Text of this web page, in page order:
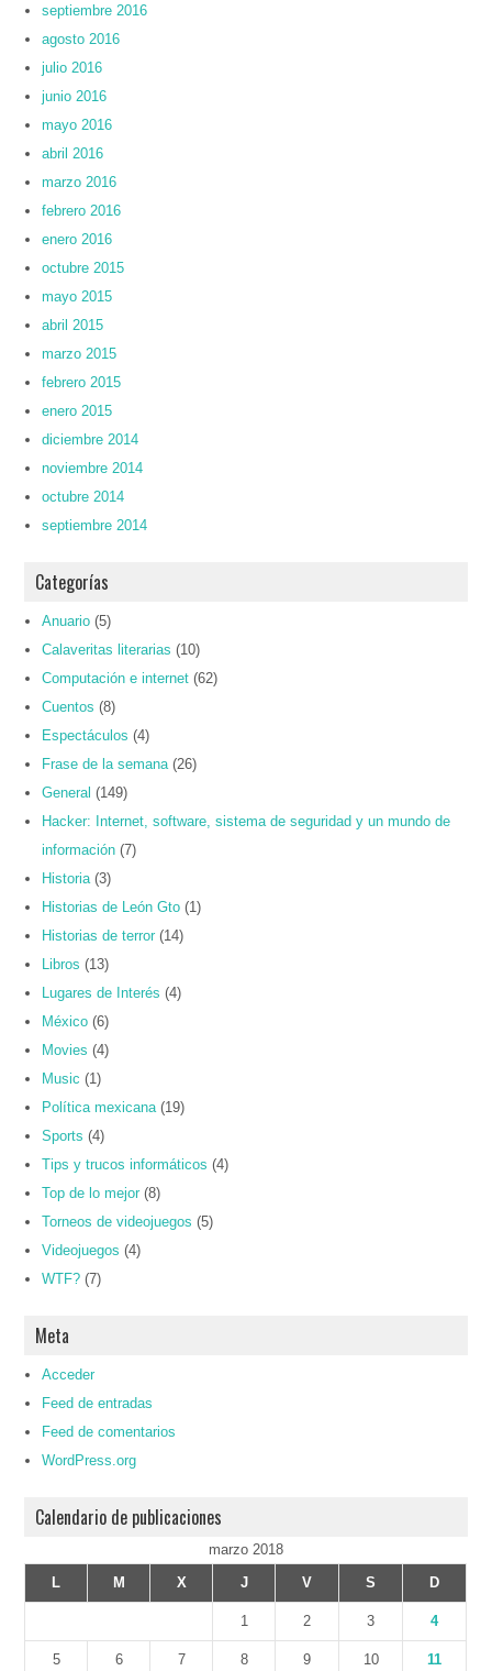
septiembre 2016
agosto 2016
julio 2016
junio 2016
mayo 2016
abril 2016
marzo 2016
febrero 2016
enero 2016
octubre 2015
mayo 2015
abril 2015
marzo 2015
febrero 2015
enero 2015
diciembre 2014
noviembre 2014
octubre 2014
septiembre 2014
Categorías
Anuario (5)
Calaveritas literarias (10)
Computación e internet (62)
Cuentos (8)
Espectáculos (4)
Frase de la semana (26)
General (149)
Hacker: Internet, software, sistema de seguridad y un mundo de
información (7)
Historia (3)
Historias de León Gto (1)
Historias de terror (14)
Libros (13)
Lugares de Interés (4)
México (6)
Movies (4)
Music (1)
Política mexicana (19)
Sports (4)
Tips y trucos informáticos (4)
Top de lo mejor (8)
Torneos de videojuegos (5)
Videojuegos (4)
WTF? (7)
Meta
Acceder
Feed de entradas
Feed de comentarios
WordPress.org
Calendario de publicaciones
marzo 2018
L
M X J V S D
1 2 3 4
5 6 7 8 9 10 11